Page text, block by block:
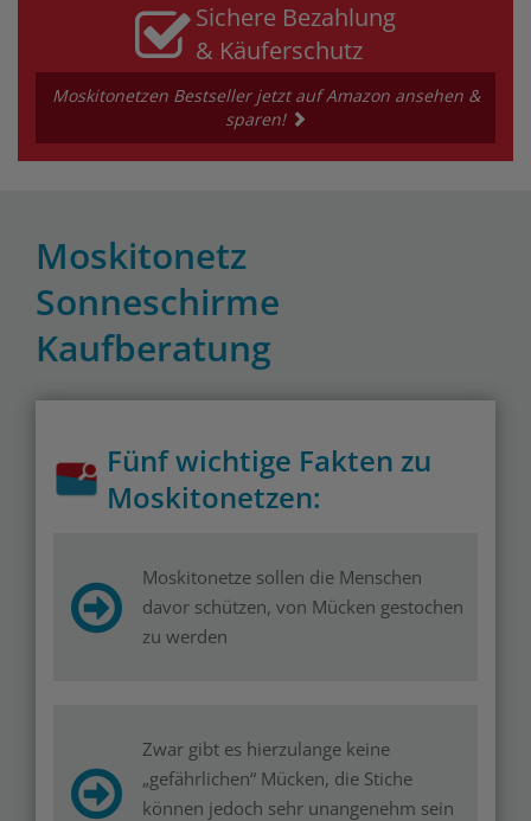
Sichere Bezahlung
& Käuferschutz
Moskitonetzen Bestseller jetzt auf Amazon ansehen &
sparen!
Moskitonetz
Sonneschirme
Kaufberatung
Fünf wichtige Fakten zu
Moskitonetzen:
Moskitonetze sollen die Menschen
davor schützen, von Mücken gestochen
zu werden
Zwar gibt es hierzulange keine
„gefährlichen“ Mücken, die Stiche
können jedoch sehr unangenehm sein